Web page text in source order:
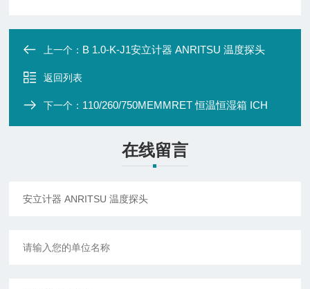
上一个： B 1.0-K-J1安立计器 ANRITSU 温度探头
返回列表
下一个： 110/260/750MEMMRET 恒温恒湿箱 ICH
在线留言